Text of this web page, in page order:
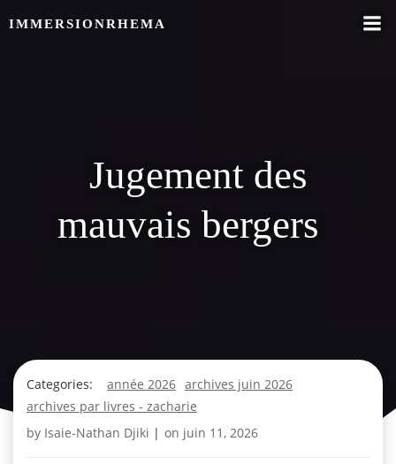
IMMERSIONRHEMA
Jugement des
mauvais bergers
Categories: année 2026 archives juin 2026
archives par livres - zacharie
by Isaie-Nathan Djiki | on juin 11, 2026